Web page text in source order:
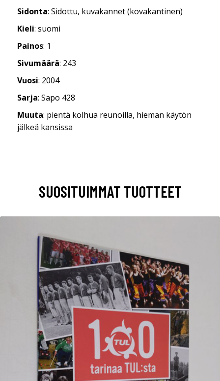
Sidonta: Sidottu, kuvakannet (kovakantinen)
Kieli: suomi
Painos: 1
Sivumäärä: 243
Vuosi: 2004
Sarja: Sapo 428
Muuta: pientä kolhua reunoilla, hieman käytön
jälkeä kansissa
SUOSITUIMMAT TUOTTEET